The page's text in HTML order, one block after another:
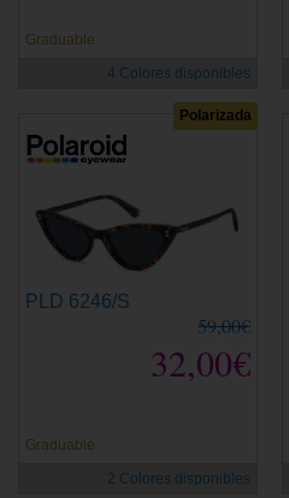
Graduable
4 Colores disponibles
Polarizada
PLD 6246/S
59,00€
32,00€
Graduable
2 Colores disponibles